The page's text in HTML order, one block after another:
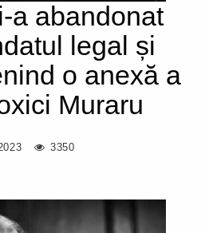
a abandonat
legal și
o anexă a
Muraru
3350